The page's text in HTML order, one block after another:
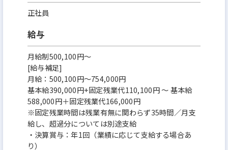
正社員
給与
月給制500,100円～
[給与補足]
月給：500,100円～754,000円
基本給390,000円+固定残業代110,100円 ～ 基本給
588,000円＋固定残業代166,000円
※固定残業時間は残業有無に関わらず35時間／月支
給し、超過分については別途支給
・決算賞与：年1回（業績に応じて支給する場合あ
り）